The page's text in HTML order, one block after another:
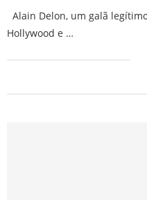
Alain Delon, um galã
Hollywood e …